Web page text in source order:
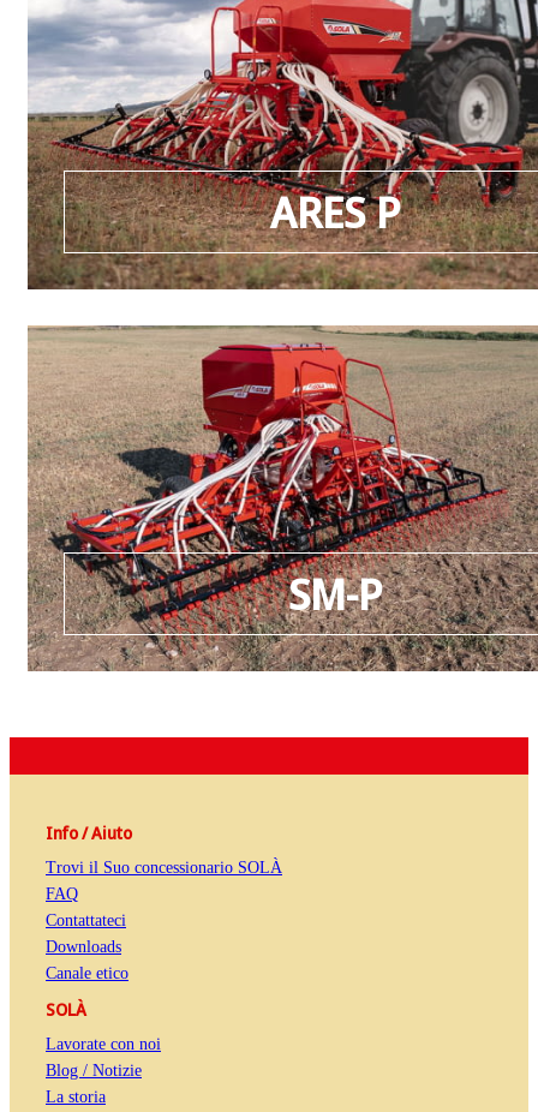
ARES P
SM-P
Info / Aiuto
Trovi il Suo concessionario SOLÀ
FAQ
Contattateci
Downloads
Canale etico
SOLÀ
Lavorate con noi
Blog / Notizie
La storia